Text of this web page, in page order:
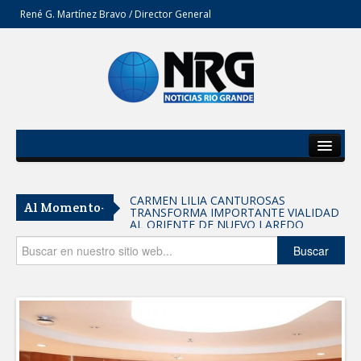
René G. Martínez Bravo / Director General
Del Estado
Secciones
Opinión
Al Momento- CARMEN LILIA CANTUROSAS
TRANSFORMA IMPORTANTE VIALIDAD
AL ORIENTE DE NUEVO LAREDO
Tomaron vecinos de Integración Familiar
iniciativa de Acción y Conciencia
Fortalece la UAT el acceso a la
educación superior en comunidades
REFUERZA BIENESTAR ANIMAL
LABORES DE ATENCIÓN PARA REDUCIR
Buscar